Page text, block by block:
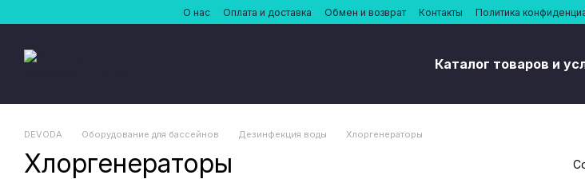
Перейти к основному контентуО нас Оплата и доставка Обмен и возврат Контакты Политика
Каталог товаров и
DEVODA Оборудование для бассейнов Дезинфекция воды Хлоргенераторы
Хлоргенераторы